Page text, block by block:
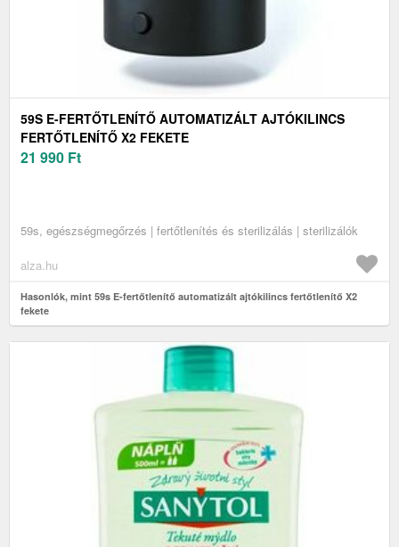
59S E-FERTŐTLENÍTŐ AUTOMATIZÁLT AJTÓKILINCS
FERTŐTLENÍTŐ X2 FEKETE
21 990 Ft
59s, egészségmegőrzés | fertőtlenítés és sterilizálás | sterilizálók
alza.hu
Hasonlók, mint 59s E-fertőtlenítő automatizált ajtókilincs fertőtlenítő X2
fekete